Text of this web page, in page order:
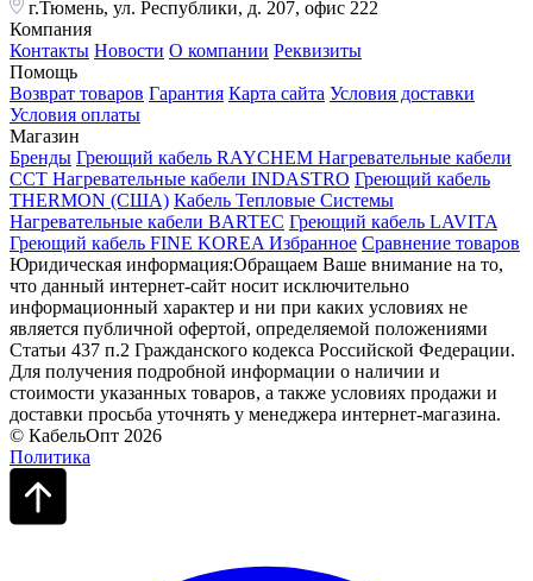
г.Тюмень, ул. Республики, д. 207, офис 222
Компания
Контакты Новости О компании Реквизиты
Помощь
Возврат товаров Гарантия Карта сайта Условия доставки
Условия оплаты
Магазин
Бренды Греющий кабель RAYCHEM Нагревательные кабели
ССТ Нагревательные кабели INDASTRO Греющий кабель
THERMON (США) Кабель Тепловые Системы
Нагревательные кабели BARTEC Греющий кабель LAVITA
Греющий кабель FINE KOREA Избранное Сравнение товаров
Юридическая информация:Обращаем Ваше внимание на то,
что данный интернет-сайт носит исключительно
информационный характер и ни при каких условиях не
является публичной офертой, определяемой положениями
Статьи 437 п.2 Гражданского кодекса Российской Федерации.
Для получения подробной информации о наличии и
стоимости указанных товаров, а также условиях продажи и
доставки просьба уточнять у менеджера интернет-магазина.
© КабельОпт 2026
Политика